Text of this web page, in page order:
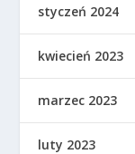
styczeń 2024
kwiecień 2023
marzec 2023
luty 2023